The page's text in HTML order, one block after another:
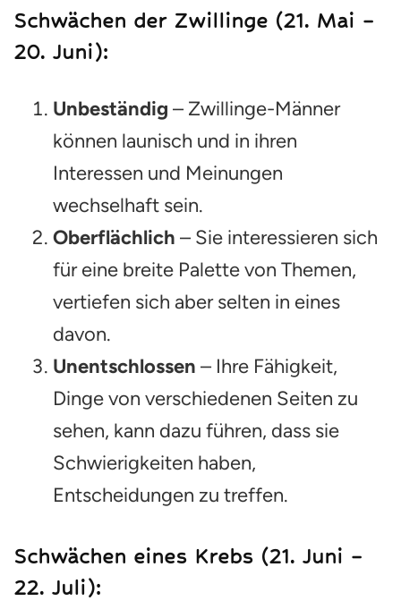
Schwächen der Zwillinge (21. Mai –
20. Juni):
Unbeständig – Zwillinge-Männer
können launisch und in ihren
Interessen und Meinungen
wechselhaft sein.
Oberflächlich – Sie interessieren sich
für eine breite Palette von Themen,
vertiefen sich aber selten in eines
davon.
Unentschlossen – Ihre Fähigkeit,
Dinge von verschiedenen Seiten zu
sehen, kann dazu führen, dass sie
Schwierigkeiten haben,
Entscheidungen zu treffen.
Schwächen eines Krebs (21. Juni –
22. Juli):